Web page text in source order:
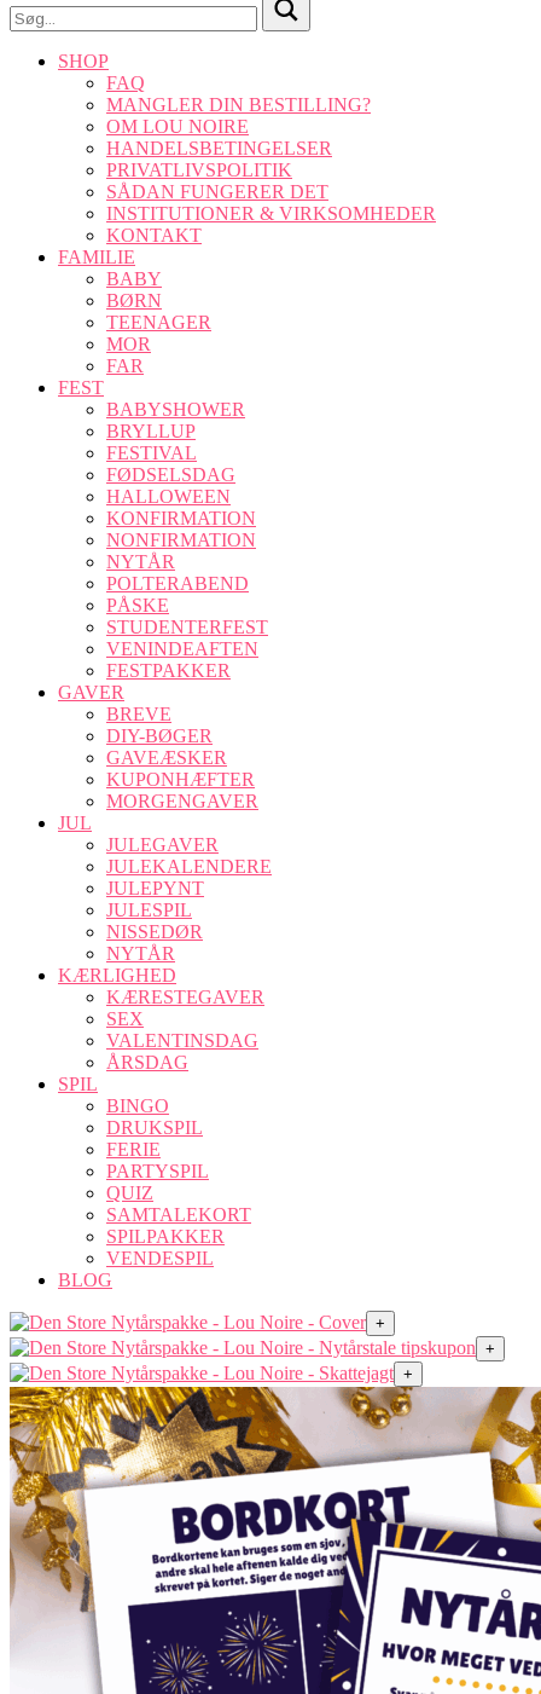
SHOP
FAQ
MANGLER DIN BESTILLING?
OM LOU NOIRE
HANDELSBETINGELSER
PRIVATLIVSPOLITIK
SÅDAN FUNGERER DET
INSTITUTIONER & VIRKSOMHEDER
KONTAKT
FAMILIE
BABY
BØRN
TEENAGER
MOR
FAR
FEST
BABYSHOWER
BRYLLUP
FESTIVAL
FØDSELSDAG
HALLOWEEN
KONFIRMATION
NONFIRMATION
NYTÅR
POLTERABEND
PÅSKE
STUDENTERFEST
VENINDEAFTEN
FESTPAKKER
GAVER
BREVE
DIY-BØGER
GAVEÆSKER
KUPONHÆFTER
MORGENGAVER
JUL
JULEGAVER
JULEKALENDERE
JULEPYNT
JULESPIL
NISSEDØR
NYTÅR
KÆRLIGHED
KÆRESTEGAVER
SEX
VALENTINSDAG
ÅRSDAG
SPIL
BINGO
DRUKSPIL
FERIE
PARTYSPIL
QUIZ
SAMTALEKORT
SPILPAKKER
VENDESPIL
BLOG
+
+
+